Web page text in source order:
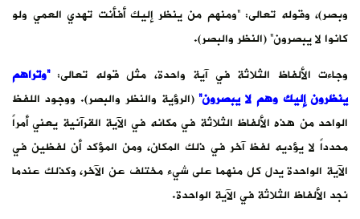
وبصر)، وقوله تعالى: “ومنهم من ينظر إليك أفأنت تهدي العمي ولو
كانوا لا يبصرون” (النظر والبصر).
وجاءت الألفاظ الثلاثة في آية واحدة، مثل قوله تعالى:“وتراهم
ينظرون إليك وهم لا يبصرون”(الرؤية والنظر والبصر). ووجود اللفظ
الواحد من هذه الألفاظ الثلاثة في مكانه في الآية القرآنية يعني أمراً
محدداً لا يؤديه لفظ آخر في ذلك المكان، ومن المؤكد أن لفظين في
الآية الواحدة يدل كل منهما على شيء مختلف عن الآخر، وكذلك عندما
نجد الألفاظ الثلاثة في الآية الواحدة.